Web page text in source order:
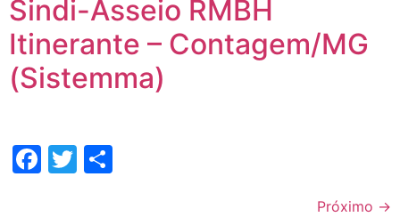
Sindi-Asseio RMBH
Itinerante – Contagem/MG
(Sistemma)
Facebook
Twitter
Próximo →